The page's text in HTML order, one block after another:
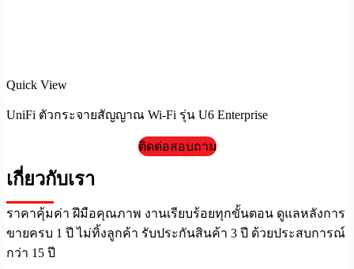
Quick View
UniFi ตัวกระจายสัญญาณ Wi-Fi รุ่น U6 Enterprise
ติดต่อสอบถาม
เกี่ยวกับเรา
ราคาคุ้มค่า ฝีมือคุณภาพ งานเรียบร้อยทุกขั้นตอน ดูแลหลังการ
ขายครบ 1 ปี ไม่ทิ้งลูกค้า รับประกันสินค้า 3 ปี ด้วยประสบการณ์
กว่า 15 ปี